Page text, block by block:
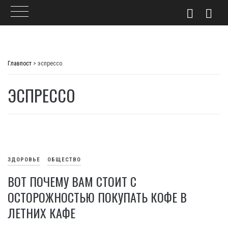
Главпост > эспрессо
ЭСПРЕССО
ЗДОРОВЬЕ ОБЩЕСТВО
ВОТ ПОЧЕМУ ВАМ СТОИТ С
ОСТОРОЖНОСТЬЮ ПОКУПАТЬ КОФЕ В
ЛЕТНИХ КАФЕ